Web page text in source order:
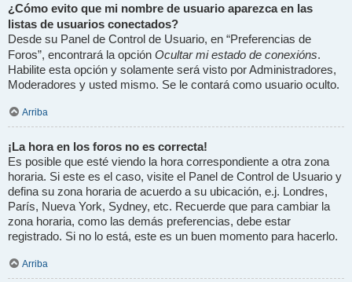
¿Cómo evito que mi nombre de usuario aparezca en las
listas de usuarios conectados?
Desde su Panel de Control de Usuario, en “Preferencias de
Foros”, encontrará la opción Ocultar mi estado de conexións.
Habilite esta opción y solamente será visto por Administradores,
Moderadores y usted mismo. Se le contará como usuario oculto.
Arriba
¡La hora en los foros no es correcta!
Es posible que esté viendo la hora correspondiente a otra zona
horaria. Si este es el caso, visite el Panel de Control de Usuario y
defina su zona horaria de acuerdo a su ubicación, e.j. Londres,
París, Nueva York, Sydney, etc. Recuerde que para cambiar la
zona horaria, como las demás preferencias, debe estar
registrado. Si no lo está, este es un buen momento para hacerlo.
Arriba